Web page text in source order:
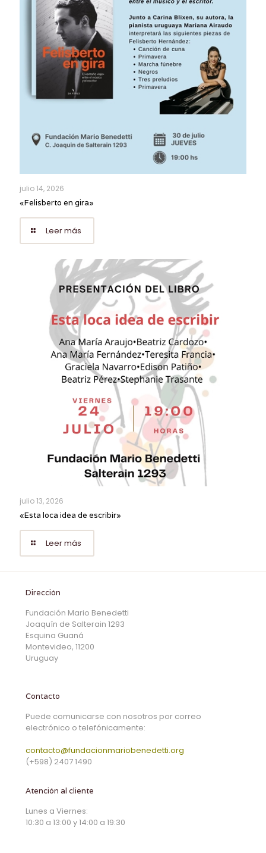
julio 14, 2026
«Felisberto en gira»
Leer más
julio 13, 2026
«Esta loca idea de escribir»
Leer más
Dirección
Fundación Mario Benedetti
Joaquín de Salterain 1293
Esquina Guaná
Montevideo, 11200
Uruguay
Contacto
Puede comunicarse con nosotros por correo
electrónico o telefónicamente:
contacto@fundacionmariobenedetti.org
(+598) 2407 1490
Atención al cliente
Lunes a Viernes:
10:30 a 13:00 y 14:00 a 19:30